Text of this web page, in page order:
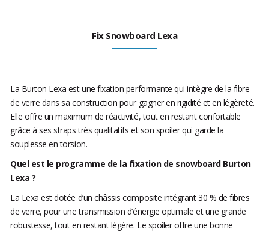
Fix Snowboard Lexa
La Burton Lexa est une fixation performante qui intègre de la fibre
de verre dans sa construction pour gagner en rigidité et en légèreté.
Elle offre un maximum de réactivité, tout en restant confortable
grâce à ses straps très qualitatifs et son spoiler qui garde la
souplesse en torsion.
Quel est le programme de la fixation de snowboard Burton
Lexa ?
La Lexa est dotée d’un châssis composite intégrant 30 % de fibres
de verre, pour une transmission d’énergie optimale et une grande
robustesse, tout en restant légère. Le spoiler offre une bonne